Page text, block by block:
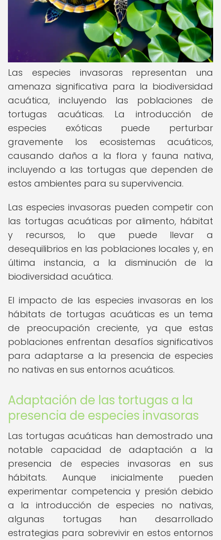
Las especies invasoras representan una
amenaza significativa para la biodiversidad
acuática, incluyendo las poblaciones de
tortugas acuáticas. La introducción de
especies exóticas puede perturbar
gravemente los ecosistemas acuáticos,
causando daños a la flora y fauna nativa,
incluyendo a las tortugas que dependen de
estos ambientes para su supervivencia.
Las especies invasoras pueden competir con
las tortugas acuáticas por alimento, hábitat
y recursos, lo que puede llevar a
desequilibrios en las poblaciones locales y, en
última instancia, a la disminución de la
biodiversidad acuática.
El impacto de las especies invasoras en los
hábitats de tortugas acuáticas es un tema
de preocupación creciente, ya que estas
poblaciones enfrentan desafíos significativos
para adaptarse a la presencia de especies
no nativas en sus entornos acuáticos.
Adaptación de las tortugas a la
presencia de especies invasoras
Las tortugas acuáticas han demostrado una
notable capacidad de adaptación a la
presencia de especies invasoras en sus
hábitats. Aunque inicialmente pueden
experimentar competencia y presión debido
a la introducción de especies no nativas,
algunas tortugas han desarrollado
estrategias para sobrevivir en estos entornos